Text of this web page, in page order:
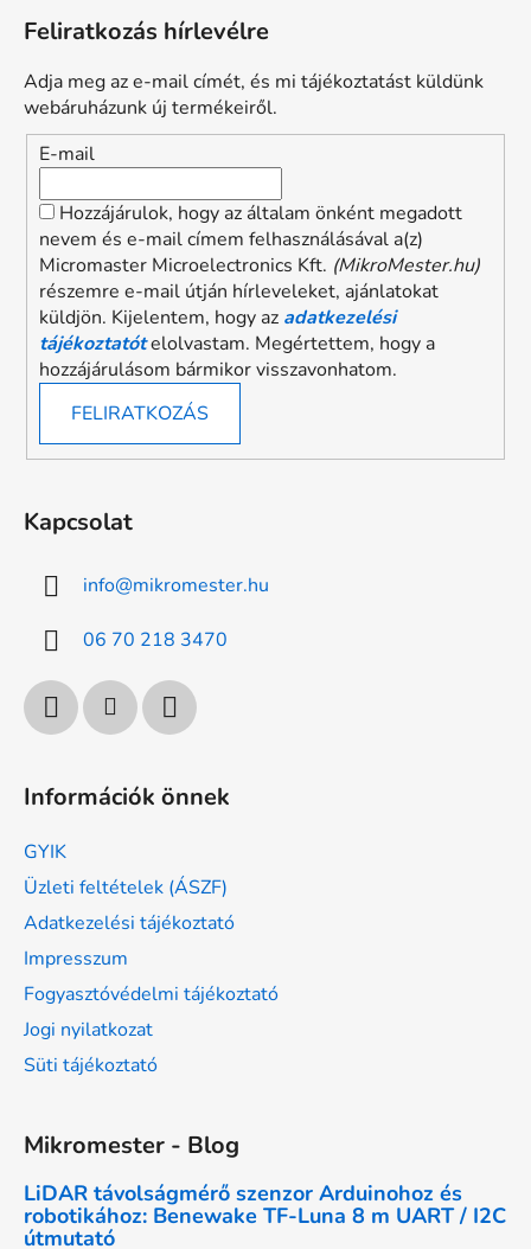
Feliratkozás hírlevélre
Adja meg az e-mail címét, és mi tájékoztatást küldünk
webáruházunk új termékeiről.
E-mail
Hozzájárulok, hogy az általam önként megadott
nevem és e-mail címem felhasználásával a(z)
Micromaster Microelectronics Kft. (MikroMester.hu)
részemre e-mail útján hírleveleket, ajánlatokat
küldjön. Kijelentem, hogy az adatkezelési
tájékoztatótelolvastam. Megértettem, hogy a
hozzájárulásom bármikor visszavonhatom.
FELIRATKOZÁS
Kapcsolat
info@mikromester.hu
06 70 218 3470
Információk önnek
GYIK
Üzleti feltételek (ÁSZF)
Adatkezelési tájékoztató
Impresszum
Fogyasztóvédelmi tájékoztató
Jogi nyilatkozat
Süti tájékoztató
Mikromester - Blog
LiDAR távolságmérő szenzor Arduinohoz és
robotikához: Benewake TF-Luna 8 m UART / I2C
útmutató